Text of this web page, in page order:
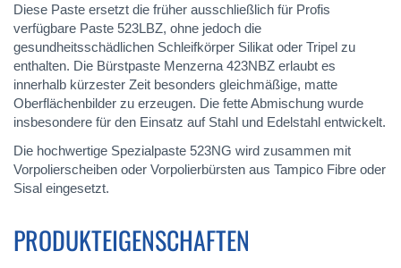
Diese Paste ersetzt die früher ausschließlich für Profis
verfügbare Paste 523LBZ, ohne jedoch die
gesundheitsschädlichen Schleifkörper Silikat oder Tripel zu
enthalten. Die Bürstpaste Menzerna 423NBZ erlaubt es
innerhalb kürzester Zeit besonders gleichmäßige, matte
Oberflächenbilder zu erzeugen. Die fette Abmischung wurde
insbesondere für den Einsatz auf Stahl und Edelstahl entwickelt.
Die hochwertige Spezialpaste 523NG wird zusammen mit
Vorpolierscheiben oder Vorpolierbürsten aus Tampico Fibre oder
Sisal eingesetzt.
PRODUKTEIGENSCHAFTEN